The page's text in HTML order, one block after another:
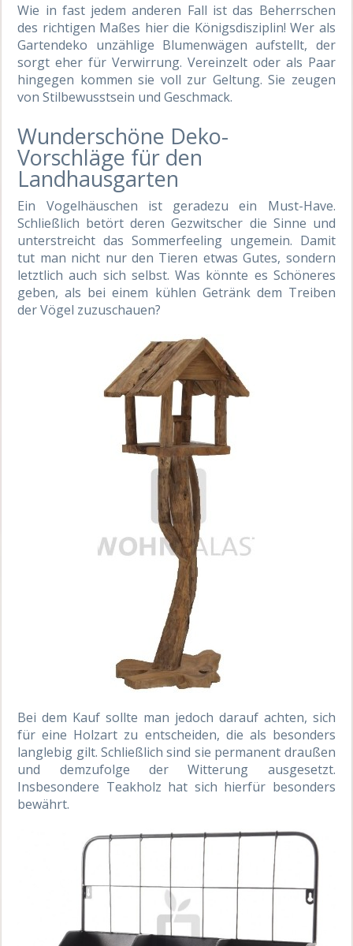
Wie in fast jedem anderen Fall ist das Beherrschen
des richtigen Maßes hier die Königsdisziplin! Wer als
Gartendeko unzählige Blumenwägen aufstellt, der
sorgt eher für Verwirrung. Vereinzelt oder als Paar
hingegen kommen sie voll zur Geltung. Sie zeugen
von Stilbewusstsein und Geschmack.
Wunderschöne Deko-
Vorschläge für den
Landhausgarten
Ein Vogelhäuschen ist geradezu ein Must-Have.
Schließlich betört deren Gezwitscher die Sinne und
unterstreicht das Sommerfeeling ungemein. Damit
tut man nicht nur den Tieren etwas Gutes, sondern
letztlich auch sich selbst. Was könnte es Schöneres
geben, als bei einem kühlen Getränk dem Treiben
der Vögel zuzuschauen?
Bei dem Kauf sollte man jedoch darauf achten, sich
für eine Holzart zu entscheiden, die als besonders
langlebig gilt. Schließlich sind sie permanent draußen
und demzufolge der Witterung ausgesetzt.
Insbesondere Teakholz hat sich hierfür besonders
bewährt.